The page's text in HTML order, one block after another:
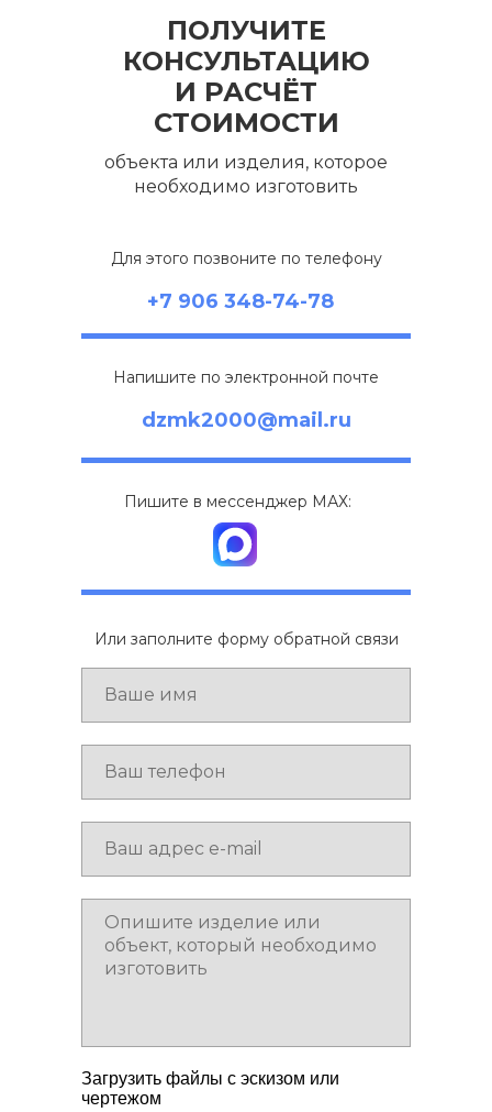
ПОЛУЧИТЕ
КОНСУЛЬТАЦИЮ
И РАСЧЁТ
СТОИМОСТИ
объекта или изделия, которое
необходимо изготовить
Для этого позвоните по телефону
+7 906 348-74-78
Напишите по электронной почте
dzmk2000@mail.ru
Или заполните форму обратной связи
Загрузить файлы с эскизом или
чертежом
Пишите в мессенджер МАХ: